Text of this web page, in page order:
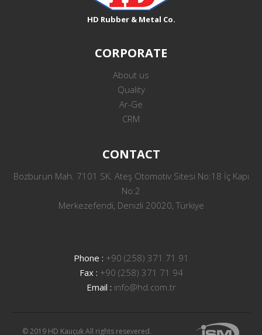
HD Rubber & Metal Co.
CORPORATE
About us
Quality
Ar-Ge
CRM
CONTACT
Bozburun Mah. 7101 SK. Ateş Otomotiv Sitesi No:18 İç Kapı
No:2
Merkezefendi, Denizli 20020, Türkiye
Phone : +90 (258) 371 71 91
Fax : +90 (258) 371 71 94
Email : info@hd.com.tr
© 2019 HD Kauçuk All rights resevered.